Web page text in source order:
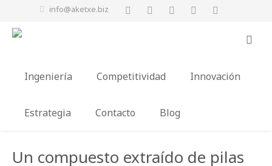
info@aketxe.biz
Ingeniería Competitividad Innovación
Estrategia Contacto Blog
Un compuesto extraído de pilas